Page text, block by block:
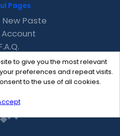
to give you the most relevant
preferences and repeat visits.
to the use of all cookies.
Pages
Paste
Account